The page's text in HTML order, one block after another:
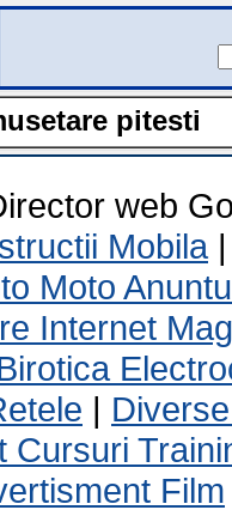
pitesti
web
Mobila|
Moto
Internet
|
Cursuri
Film